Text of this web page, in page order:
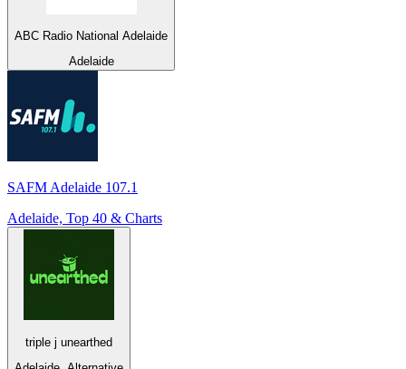
ABC Radio National Adelaide
Adelaide
SAFM Adelaide 107.1
Adelaide, Top 40 & Charts
triple j unearthed